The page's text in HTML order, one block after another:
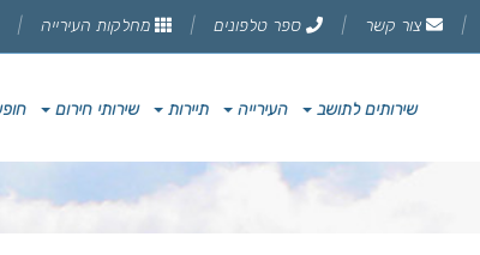
צור קשר ספר טלפונים מחלקות העירייה
שירותים לתושב העירייה תיירות שירותי חירום